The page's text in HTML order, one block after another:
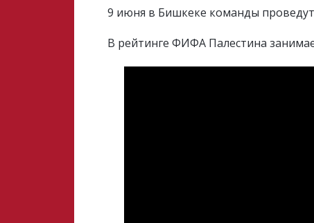
9 июня в Бишкеке команды
В рейтинге ФИФА Палестина